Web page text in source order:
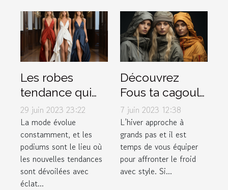
Les robes
tendance qui
font fureur sur
les podiums de
la mode
29 juin 2023 23:22
La mode évolue
constamment, et les
podiums sont le lieu où
les nouvelles tendances
sont dévoilées avec
éclat...
Découvrez
Fous ta cagoule
: la boutique
incontournable
pour vos
accessoires
d'hiver
7 juin 2023 12:38
L’hiver approche à
grands pas et il est
temps de vous équiper
pour affronter le froid
avec style. Si...